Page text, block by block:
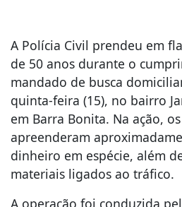
A Polícia Civil prendeu em
de 50 anos durante o
mandado de busca
quinta-feira (15), no bairro
em Barra Bonita. Na ação,
apreenderam
dinheiro em espécie, além
materiais ligados ao tráfico.